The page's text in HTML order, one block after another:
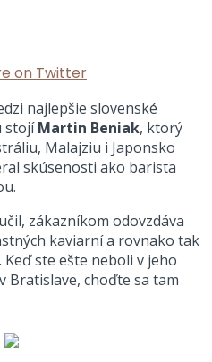
on Twitter
najlepšie slovenské
stojíMartin Beniak, ktorý
Malajziu i Japonsko
skúsenosti ako barista
zákazníkom odovzdáva
kaviarní a rovnako tak
ste ešte neboli v jeho
choďte sa tam